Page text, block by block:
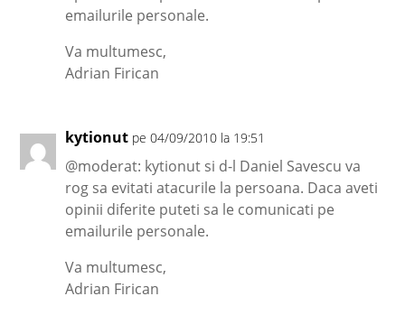
emailurile personale.
Va multumesc,
Adrian Firican
kytionut pe 04/09/2010 la 19:51
@moderat: kytionut si d-l Daniel Savescu va
rog sa evitati atacurile la persoana. Daca aveti
opinii diferite puteti sa le comunicati pe
emailurile personale.
Va multumesc,
Adrian Firican